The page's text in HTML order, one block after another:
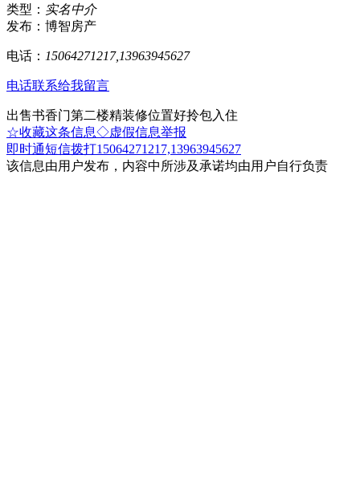
类型： 实名中介
发布：博智房产
电话： 15064271217,13963945627
电话联系给我留言
出售书香门第二楼精装修位置好拎包入住
☆收藏这条信息◇虚假信息举报
即时通短信拨打15064271217,13963945627
该信息由用户发布，内容中所涉及承诺均由用户自行负责